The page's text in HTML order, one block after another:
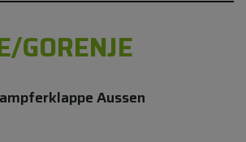
GORENJE
Aussen